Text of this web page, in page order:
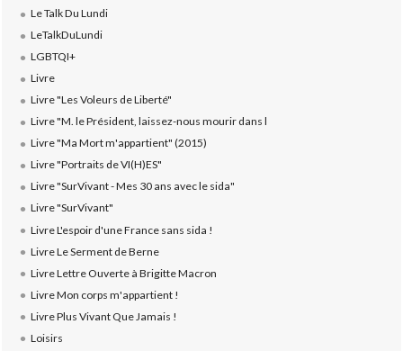
Le Talk Du Lundi
LeTalkDuLundi
LGBTQI+
Livre
Livre "Les Voleurs de Liberté"
Livre "M. le Président, laissez-nous mourir dans l
Livre "Ma Mort m'appartient" (2015)
Livre "Portraits de VI(H)ES"
Livre "SurVivant - Mes 30 ans avec le sida"
Livre "SurVivant"
Livre L'espoir d'une France sans sida !
Livre Le Serment de Berne
Livre Lettre Ouverte à Brigitte Macron
Livre Mon corps m'appartient !
Livre Plus Vivant Que Jamais !
Loisirs